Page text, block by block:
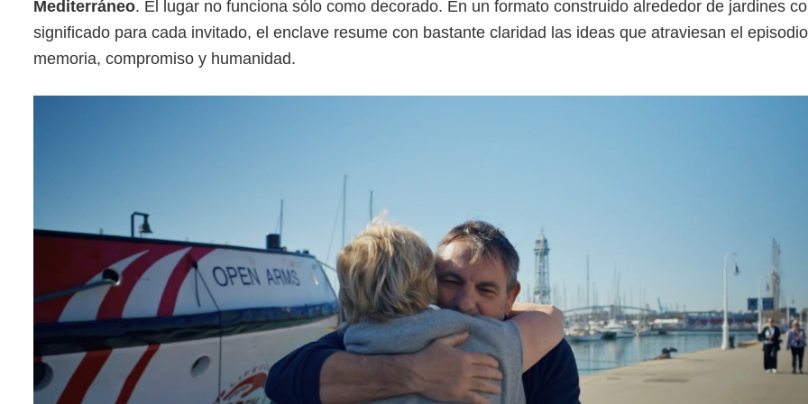
Mediterráneo. El lugar no funciona sólo como decorado. En un formato construido alrededor de jardines
significado para cada invitado, el enclave resume con bastante claridad las ideas que atraviesan el
memoria, compromiso y humanidad.